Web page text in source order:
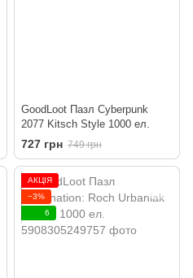
GoodLoot Пазл Cyberpunk
2077 Kitsch Style 1000 ел.
727 грн 749 грн
АКЦІЯ
−3%
6